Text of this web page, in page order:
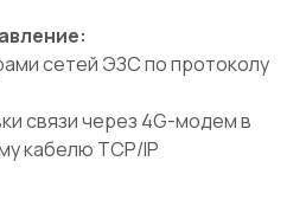
сетей ЭЗС по протоколу
связи через 4G-модем в
кабелю TCP/IP